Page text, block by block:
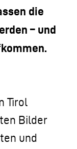
die
– und
Tirol
Bilder
und